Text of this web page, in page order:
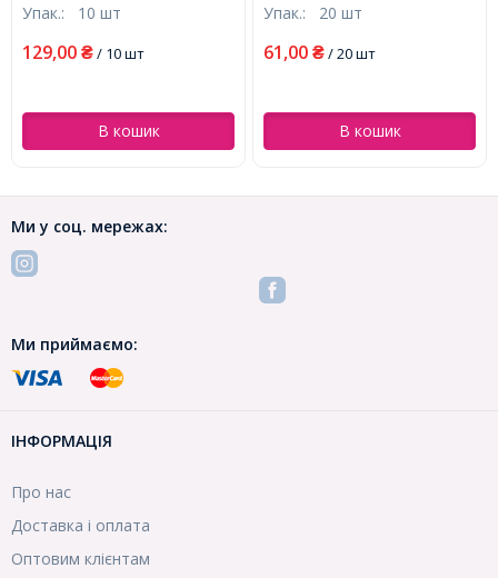
Отвір 2мм, (УТ100006827)
Упак.: 10 шт
129,00 ₴/ 10 шт
В кошик
Отвір 2мм, (УТ100016832)
Упак.: 20 шт
61,00 ₴/ 20 шт
В кошик
Ми у соц. мережах:
Ми приймаємо:
ІНФОРМАЦІЯ
Про нас
Доставка і оплата
Оптовим клієнтам